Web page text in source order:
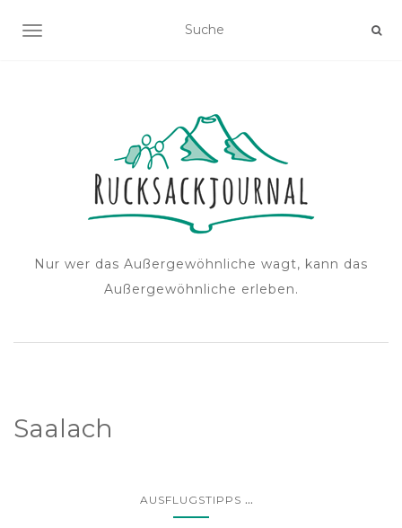
NAVIGATION EIN-/AUSSCHALTEN
Nur wer das Außergewöhnliche wagt, kann das
Außergewöhnliche erleben.
Saalach
AUSFLUGSTIPPS ...